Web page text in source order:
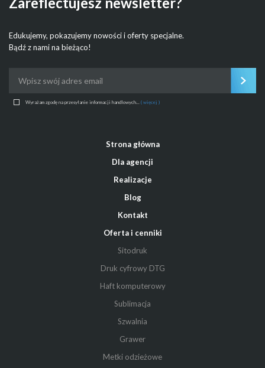
Edukujemy, pokazujemy nowości i oferty specjalne.
Bądź z nami na bieżąco!
Wyrażam zgodę na przesyłanie informacji handlowych... ( więcej )
Strona główna
Dla agencji
Realizacje
Blog
Kontakt
Oferta i cenniki
Sitodruk
Druk cyfrowy DTG
Haft komputerowy
Sublimacja
Szwalnia
Grawer
Metki odzieżowe